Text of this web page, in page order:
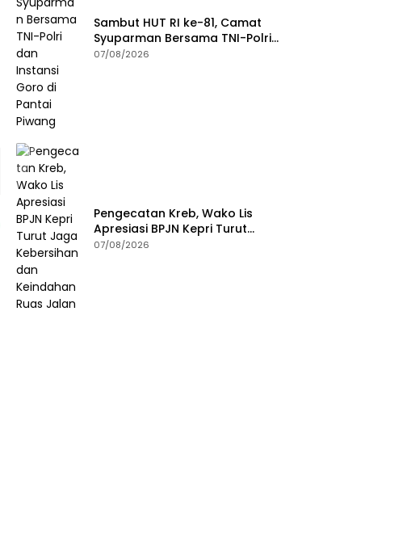
Sambut HUT RI ke-81, Camat
Syuparman Bersama TNI-Polri
dan Instansi Goro di Pantai
07/08/2026
Pengecatan Kreb, Wako Lis
Apresiasi BPJN Kepri Turut
Jaga Kebersihan dan
07/08/2026